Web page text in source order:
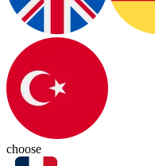
choose